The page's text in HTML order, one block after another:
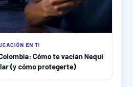
EN TI
Cómo te vacían Nequi
(y cómo protegerte)